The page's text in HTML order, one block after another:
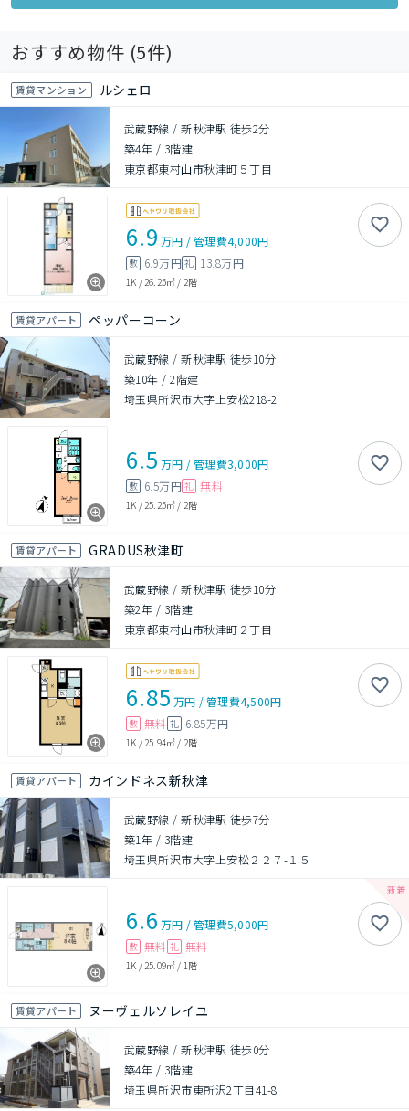
おすすめ物件 (5件)
賃貸マンション ルシェロ
武蔵野線 / 新秋津駅 徒歩2分
築4年 / 3階建
東京都東村山市秋津町５丁目
6.9 万円 /管理費4,000円
敷 6.9万円礼 13.8万円
1K /26.25㎡ / 2階
賃貸アパート ペッパーコーン
武蔵野線 / 新秋津駅 徒歩10分
築10年 /2階建
埼玉県所沢市大字上安松218-2
6.5 万円 /管理費3,000円
敷 6.5万円 礼 無料
1K / 25.25㎡ / 2階
賃貸アパート GRADUS秋津町
武蔵野線 / 新秋津駅 徒歩10分
築2年 / 3階建
東京都東村山市秋津町２丁目
6.85 万円 /管理費4,500円
敷 無料 礼 6.85万円
1K /25.94㎡ / 2階
賃貸アパート カインドネス新秋津
武蔵野線 / 新秋津駅 徒歩7分
築1年 / 3階建
埼玉県所沢市大字上安松２２７-１５
6.6 万円 /管理費5,000円
敷 無料 礼 無料
1K / 25.09㎡ / 1階
賃貸アパート ヌーヴェルソレイユ
武蔵野線 / 新秋津駅 徒歩0分
築4年 / 3階建
埼玉県所沢市東所沢2丁目41-8